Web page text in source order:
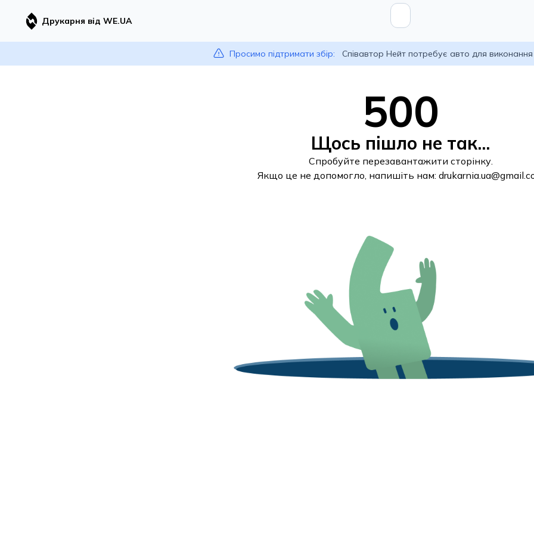
Друкарня від WE.UA
Просимо підтримати збір: Співавтор Нейт потребує авто для
500
Щось пішло не так...
Спробуйте перезавантажити сторінку.
Якщо це не допомогло, напишіть нам: